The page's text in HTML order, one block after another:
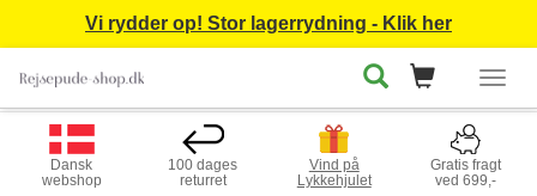
Vi rydder op! Stor lagerrydning - Klik her
Dansk
webshop
100 dages
returret
Vind på
Lykkehjulet
Gratis fragt
ved 699,-